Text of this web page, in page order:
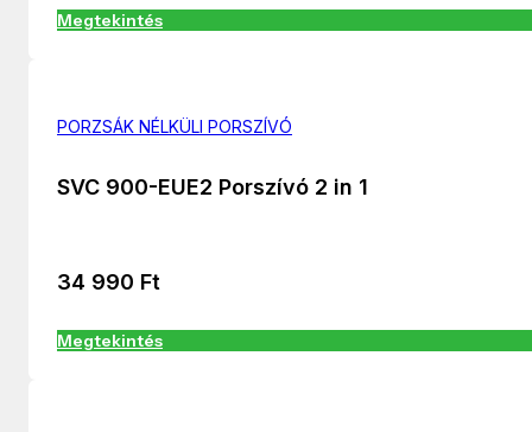
Megtekintés
PORZSÁK NÉLKÜLI PORSZÍVÓ
SVC 900-EUE2 Porszívó 2 in 1
34 990 Ft
Megtekintés